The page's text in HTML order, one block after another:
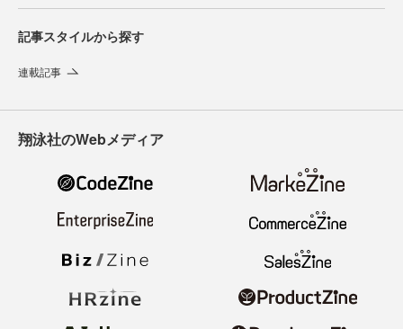
記事スタイルから探す
連載記事
翔泳社のWebメディア